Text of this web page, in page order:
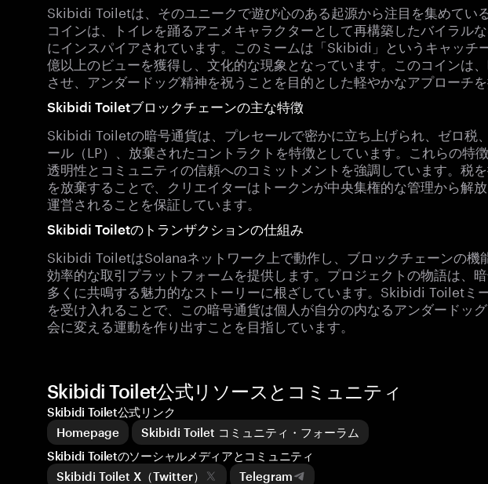
Skibidi Toiletは、そのユニークで遊び心のある起源から注目を集めてい
コインは、トイレを踊るアニメキャラクターとして再構築したバイラル
にインスパイアされています。このミームは「Skibidi」というキャッチ
億以上のビューを獲得し、文化的な現象となっています。このコインは
させ、アンダードッグ精神を祝うことを目的とした軽やかなアプローチを
Skibidi Toiletブロックチェーンの主な特徴
Skibidi Toiletの暗号通貨は、プレセールで密かに立ち上げられ、ゼロ税
ール（LP）、放棄されたコントラクトを特徴としています。これらの特
透明性とコミュニティの信頼へのコミットメントを強調しています。税
を放棄することで、クリエイターはトークンが中央集権的な管理から解
運営されることを保証しています。
Skibidi Toiletのトランザクションの仕組み
Skibidi ToiletはSolanaネットワーク上で動作し、ブロックチェーンの機
効率的な取引プラットフォームを提供します。プロジェクトの物語は、
多くに共鳴する魅力的なストーリーに根ざしています。Skibidi Toiletミ
を受け入れることで、この暗号通貨は個人が自分の内なるアンダードッ
会に変える運動を作り出すことを目指しています。
Skibidi Toilet公式リソースとコミュニティ
Skibidi Toilet公式リンク
Homepage
Skibidi Toilet コミュニティ・フォーラム
Skibidi Toiletのソーシャルメディアとコミュニティ
Skibidi Toilet X（Twitter）
Telegram